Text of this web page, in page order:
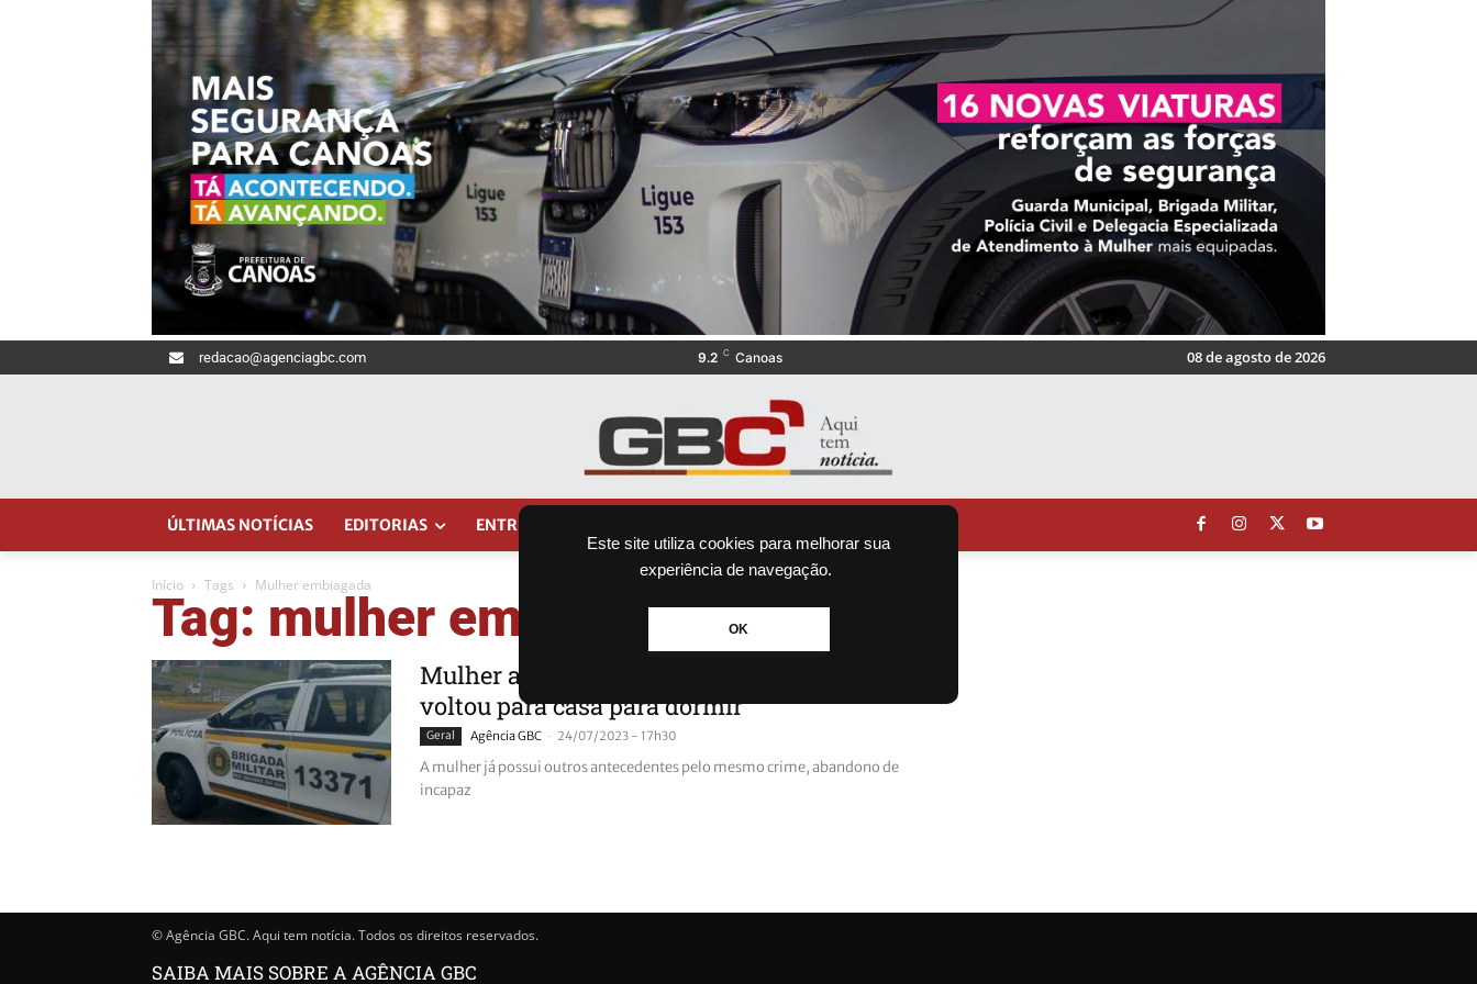
Este site utiliza cookies para melhorar sua
experiência de navegação.
OK
redacao@agenciagbc.com 9.2 C Canoas 08 de agosto de 2026
ÚLTIMAS NOTÍCIAS EDITORIAS ENTRETENIMENTO
Início Tags Mulher embiagada
Tag: mulher embiagada
Mulher abandona filha de 1 ano na rua; Ela
voltou para casa para dormir
Geral Agência GBC - 24/07/2023 - 17h30
A mulher já possui outros antecedentes pelo mesmo crime, abandono de
incapaz
© Agência GBC. Aqui tem notícia. Todos os direitos reservados.
SAIBA MAIS SOBRE A AGÊNCIA GBC